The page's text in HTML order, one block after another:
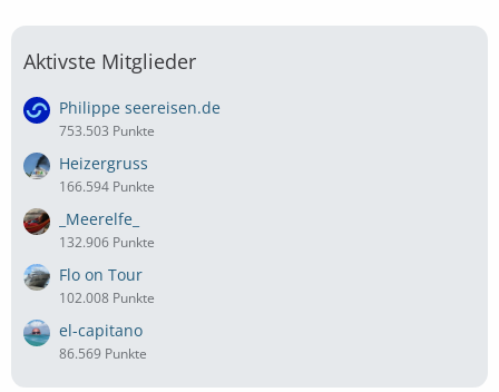
Aktivste Mitglieder
Philippe seereisen.de
753.503 Punkte
Heizergruss
166.594 Punkte
_Meerelfe_
132.906 Punkte
Flo on Tour
102.008 Punkte
el-capitano
86.569 Punkte